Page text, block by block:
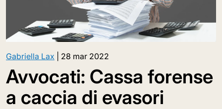
Gabriella Lax 28 mar 2022
Avvocati: Cassa forense
a caccia di evasori